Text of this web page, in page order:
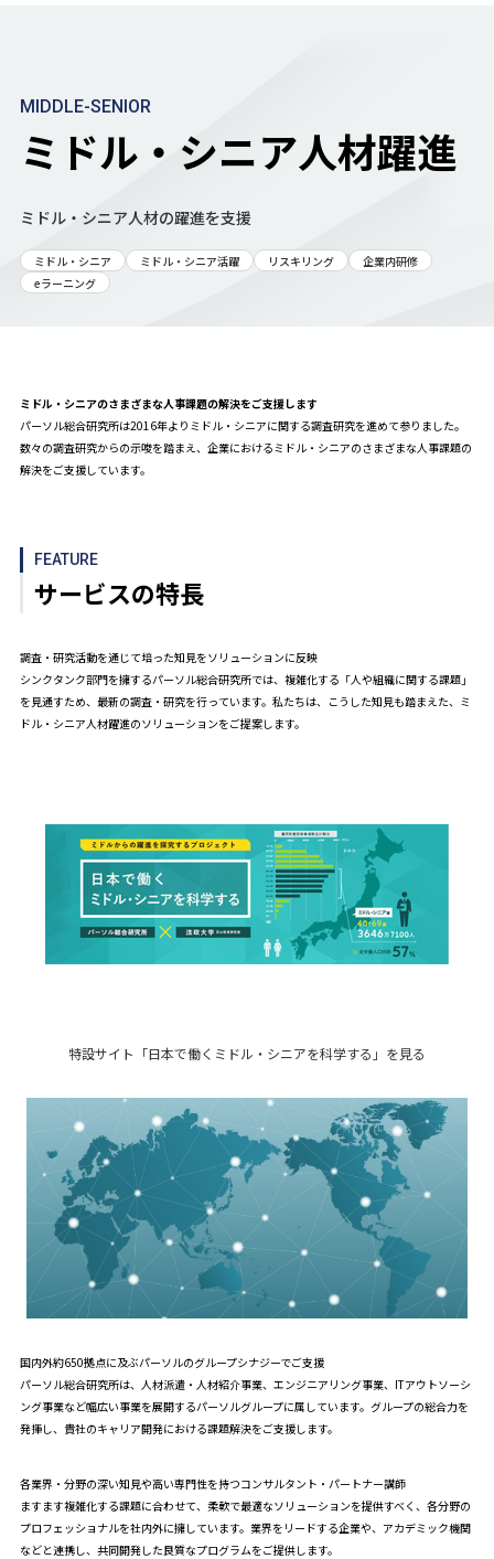
MIDDLE-SENIOR
ミドル・シニア人材躍進
ミドル・シニア人材の躍進を支援
ミドル・シニア ミドル・シニア活躍 リスキリング
企業内研修
eラーニング
ミドル・シニアのさまざまな人事課題の解決をご支援します
パーソル総合研究所は2016年よりミドル・シニアに関する調査研究を進めて参りました。
数々の調査研究からの示唆を踏まえ、企業におけるミドル・シニアのさまざまな人事課題の
解決をご支援しています。
FEATURE
サービスの特長
調査・研究活動を通じて培った知見をソリューションに反映
シンクタンク部門を擁するパーソル総合研究所では、複雑化する「人や組織に関する課題」
を見通すため、最新の調査・研究を行っています。私たちは、こうした知見も踏まえた、ミ
ドル・シニア人材躍進のソリューションをご提案します。
特設サイト「日本で働くミドル・シニアを科学する」を見る
国内外約650拠点に及ぶパーソルのグループシナジーでご支援
パーソル総合研究所は、人材派遣・人材紹介事業、エンジニアリング事業、ITアウトソーシ
ング事業など幅広い事業を展開するパーソルグループに属しています。グループの総合力を
発揮し、貴社のキャリア開発における課題解決をご支援します。
各業界・分野の深い知見や高い専門性を持つコンサルタント・パートナー講師
ますます複雑化する課題に合わせて、柔軟で最適なソリューションを提供すべく、各分野の
プロフェッショナルを社内外に擁しています。業界をリードする企業や、アカデミック機関
などと連携し、共同開発した良質なプログラムをご提供します。